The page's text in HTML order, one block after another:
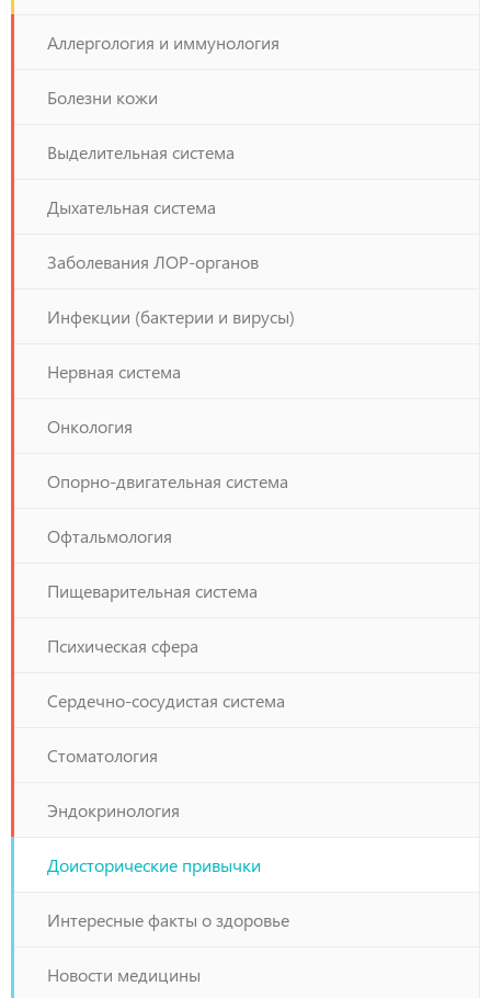
Аллергология и иммунология
Болезни кожи
Выделительная система
Дыхательная система
Заболевания ЛОР-органов
Инфекции (бактерии и вирусы)
Нервная система
Онкология
Опорно-двигательная система
Офтальмология
Пищеварительная система
Психическая сфера
Сердечно-сосудистая система
Стоматология
Эндокринология
Доисторические привычки
Интересные факты о здоровье
Новости медицины